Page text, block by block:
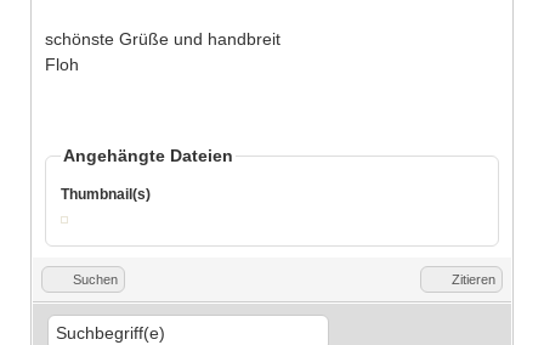
schönste Grüße und handbreit
Floh
Angehängte Dateien
Thumbnail(s)
Suchen Zitieren